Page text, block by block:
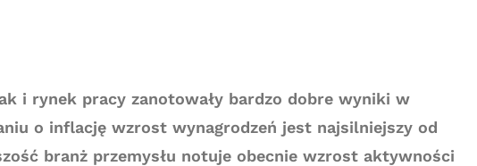
i rynek pracy zanotowały bardzo dobre wyniki w
o inflację wzrost wynagrodzeń jest najsilniejszy od
branż przemysłu notuje obecnie wzrost aktywności